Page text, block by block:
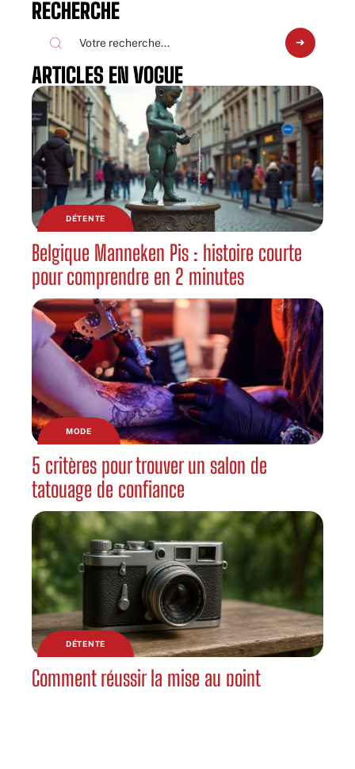
RECHERCHE
ARTICLES EN VOGUE
DÉTENTE
Belgique Manneken Pis : histoire courte
pour comprendre en 2 minutes
MODE
5 critères pour trouver un salon de
tatouage de confiance
DÉTENTE
Comment réussir la mise au point